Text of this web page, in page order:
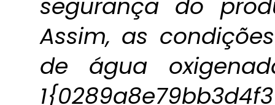
segurança do
Assim, as
de água